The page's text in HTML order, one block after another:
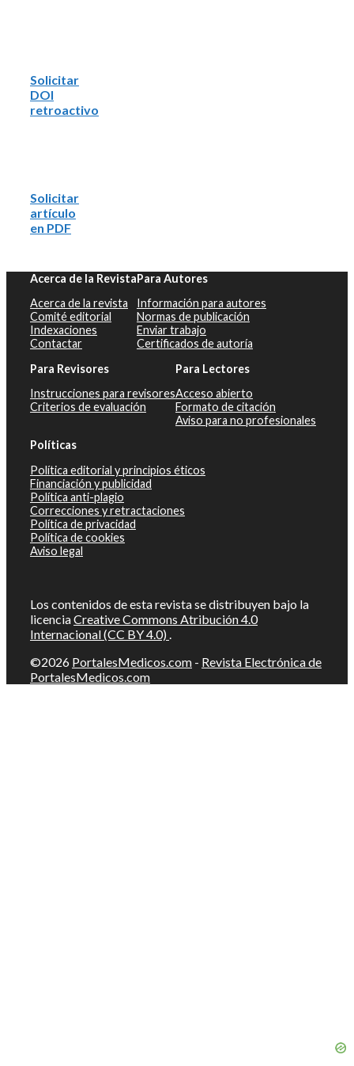
Solicitar
DOI
retroactivo
Solicitar
artículo
en PDF
Acerca de la Revista
Acerca de la revista
Comité editorial
Indexaciones
Contactar
Para Autores
Información para autores
Normas de publicación
Enviar trabajo
Certificados de autoría
Para Revisores
Instrucciones para revisores
Criterios de evaluación
Para Lectores
Acceso abierto
Formato de citación
Aviso para no profesionales
Políticas
Política editorial y principios éticos
Financiación y publicidad
Política anti-plagio
Correcciones y retractaciones
Política de privacidad
Política de cookies
Aviso legal
Los contenidos de esta revista se distribuyen bajo la
licenciaCreative Commons Atribución 4.0
Internacional (CC BY 4.0) .
©2026 PortalesMedicos.com - Revista Electrónica de
PortalesMedicos.com